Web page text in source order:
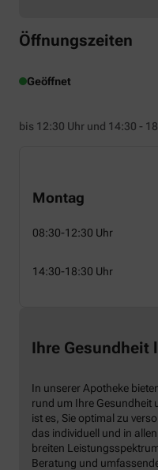
Öffnungszeiten
Geöffnet
bis 12:30 Uhr und 14:30 -
Montag
08:30-12:30 Uhr
14:30-18:30 Uhr
Ihre Gesundheit
In unserer Apotheke
rund um Ihre Gesundheit
ist es, Sie optimal zu
das individuell und in
breiten
Beratung und